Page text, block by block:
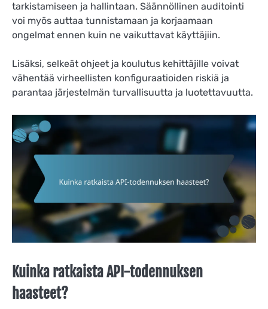
tarkistamiseen ja hallintaan. Säännöllinen auditointi
voi myös auttaa tunnistamaan ja korjaamaan
ongelmat ennen kuin ne vaikuttavat käyttäjiin.
Lisäksi, selkeät ohjeet ja koulutus kehittäjille voivat
vähentää virheellisten konfiguraatioiden riskiä ja
parantaa järjestelmän turvallisuutta ja luotettavuutta.
Kuinka ratkaista API-todennuksen
haasteet?